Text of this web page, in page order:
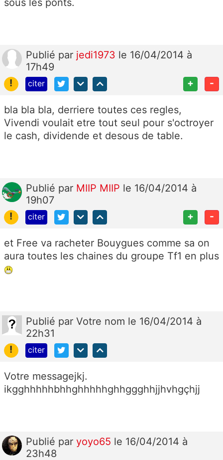
sous les ponts.
Publié par jedi1973 le 16/04/2014 à
17h49
!
citer + -
bla bla bla, derriere toutes ces regles,
Vivendi voulait etre tout seul pour s'octroyer
le cash, dividende et desous de table.
Publié par MIIP MIIP le 16/04/2014 à
19h07
!
citer + -
et Free va racheter Bouygues comme sa on
aura toutes les chaines du groupe Tf1 en plus
Publié par Votre nom le 16/04/2014 à
22h31
!
citer
Votre messagejkj.
ikgghhhhhbhhghhhhhghhggghhjjhvhgçhjj
Publié par yoyo65 le 16/04/2014 à
23h48